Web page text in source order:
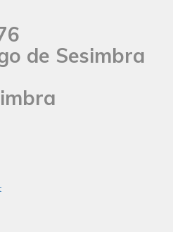
de Sesimbra